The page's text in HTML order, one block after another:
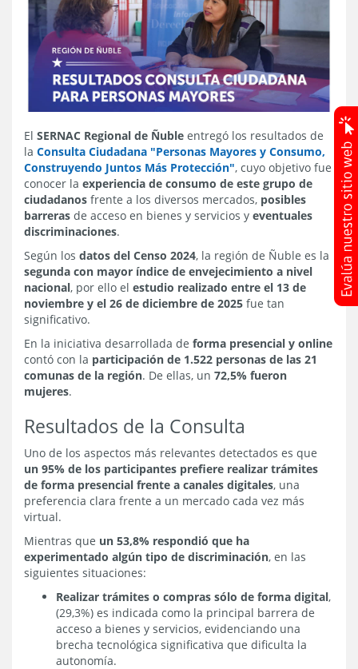
El SERNAC Regional de Ñuble entregó los resultados de
la Consulta Ciudadana "Personas Mayores y Consumo,
Construyendo Juntos Más Protección", cuyo objetivo fue
conocer la experiencia de consumo de este grupo de
ciudadanos frente a los diversos mercados, posibles
barreras de acceso en bienes y servicios y eventuales
discriminaciones.
Según los datos del Censo 2024, la región de Ñuble es la
segunda con mayor índice de envejecimiento a nivel
nacional, por ello el estudio realizado entre el 13 de
noviembre y el 26 de diciembre de 2025 fue tan
significativo.
En la iniciativa desarrollada de forma presencial y online
contó con la participación de 1.522 personas de las 21
comunas de la región. De ellas, un 72,5% fueron
mujeres.
Resultados de la Consulta
Uno de los aspectos más relevantes detectados es que
un 95% de los participantes prefiere realizar trámites
de forma presencial frente a canales digitales, una
preferencia clara frente a un mercado cada vez más
virtual.
Mientras que un 53,8% respondió que ha
experimentado algún tipo de discriminación, en las
siguientes situaciones:
Realizar trámites o compras sólo de forma digital,
(29,3%) es indicada como la principal barrera de
acceso a bienes y servicios, evidenciando una
brecha tecnológica significativa que dificulta la
autonomía.